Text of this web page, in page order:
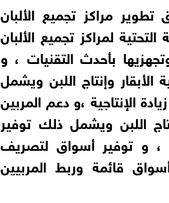
مراكز تجميع الألبان
لمراكز تجميع الألبان
بأحدث التقنيات ، و
وإنتاج اللبن ويشمل
الإنتاجية ،و دعم المربين
اللبن ويشمل ذلك توفير
، و توفير أسواق لتصريف
قائمة وربط المربيين